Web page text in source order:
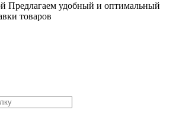
Предлагаем удобный и оптимальный
товаров